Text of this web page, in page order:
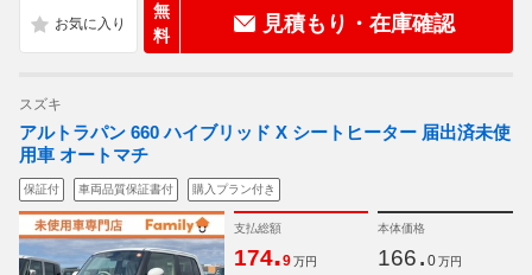
無
料
見積もり・在庫確認
スズキ
アルトラパン 660 ハイブリッド X シートヒーター 届出済未使
用車 オートマチ
保証付 車両品質保証書付 購入プラン付き
支払総額
174.9 万円
本体価格
166. 0 万円